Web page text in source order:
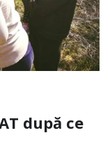
după ce